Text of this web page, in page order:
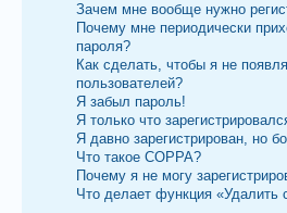
Зачем мне вообще нужно
Почему мне периодически
пароля?
Как сделать, чтобы я не
пользователей?
Я забыл пароль!
Я только что
Я давно зарегистрирован, но
Что такое COPPA?
Почему я не могу
Что делает функция «Удалить